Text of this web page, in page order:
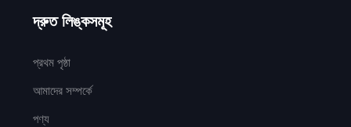
দ্রুত লিঙ্কসমূহ
প্রথম পৃষ্ঠা
আমাদের সম্পর্কে
পণ্য